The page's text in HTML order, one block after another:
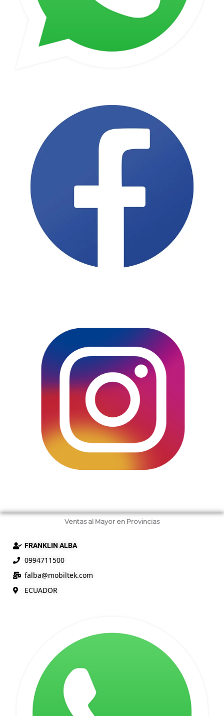
Ventas al Mayor en Provincias
FRANKLIN ALBA
0994711500
falba@mobiltek.com
ECUADOR